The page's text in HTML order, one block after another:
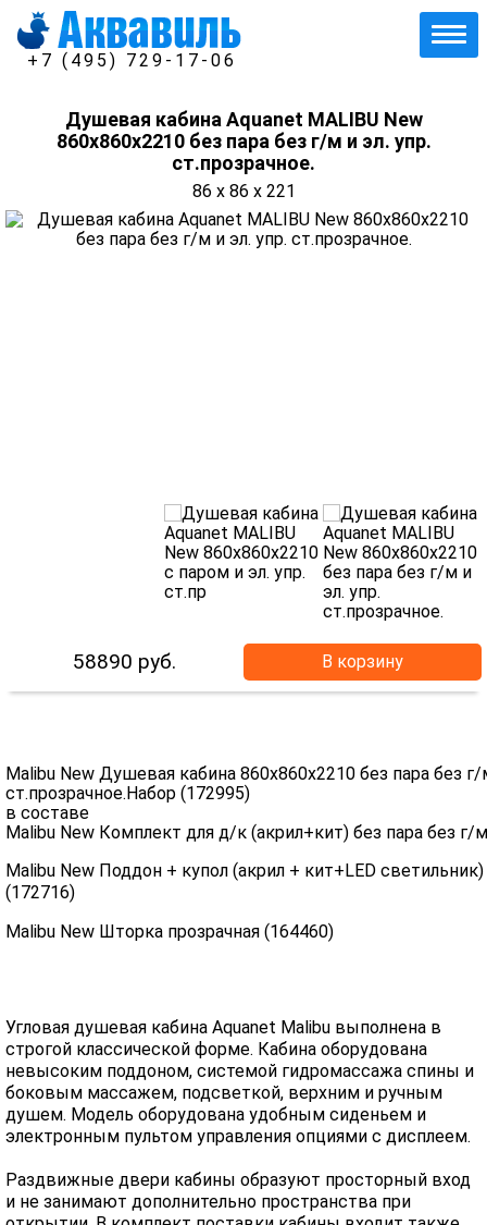
+7 (495) 729-17-06
Душевая кабина Aquanet MALIBU New
860x860x2210 без пара без г/м и эл. упр.
ст.прозрачное.
86 x 86 x 221
58890 руб. В корзину
Malibu New Душевая кабина 860x860x2210 без пара без г/
ст.прозрачное.Набор (172995)
в составе
Malibu New Комплект для д/к (акрил+кит) без пара без
Malibu New Поддон + купол (акрил + кит+LED
(172716)
Malibu New Шторка прозрачная (164460)
Угловая душевая кабина Aquanet Malibu выполнена в
строгой классической форме. Кабина оборудована
невысоким поддоном, системой гидромассажа спины и
боковым массажем, подсветкой, верхним и ручным
душем. Модель оборудована удобным сиденьем и
электронным пультом управления опциями с дисплеем.
Раздвижные двери кабины образуют просторный вход
и не занимают дополнительно пространства при